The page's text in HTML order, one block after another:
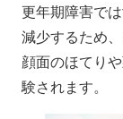
更年期障害で
減少するため
顔面のほてり
験されます。